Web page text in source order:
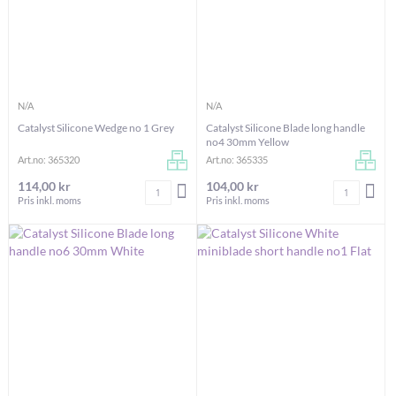
N/A
Catalyst Silicone Wedge no 1 Grey
Art.no: 365320
114,00 kr
Pris inkl. moms
Antal LÄGG I VARUKORGEN
N/A
Catalyst Silicone Blade long handle
no4 30mm Yellow
Art.no: 365335
104,00 kr
Pris inkl. moms
Antal